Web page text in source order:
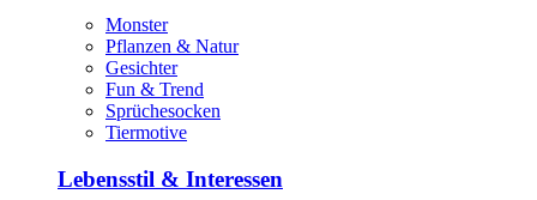
Monster
Pflanzen & Natur
Gesichter
Fun & Trend
Sprüchesocken
Tiermotive
Lebensstil & Interessen